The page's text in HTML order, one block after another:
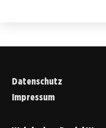
Datenschutz
Impressum